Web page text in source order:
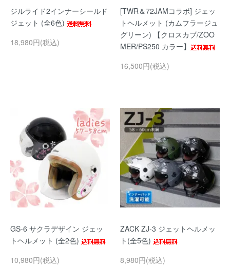
ジルライド2インナーシールド
ジェット (全6色)
18,980円(税込)
[TWR＆72JAMコラボ] ジェッ
トヘルメット (カムフラージュ
グリーン) 【クロスカブ/ZOO
MER/PS250 カラー】
16,500円(税込)
GS-6 サクラデザイン ジェッ
トヘルメット (全2色)
10,980円(税込)
ZACK ZJ-3 ジェットヘルメッ
ト(全5色)
8,980円(税込)